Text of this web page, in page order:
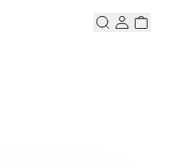
PretražiKorisnicki